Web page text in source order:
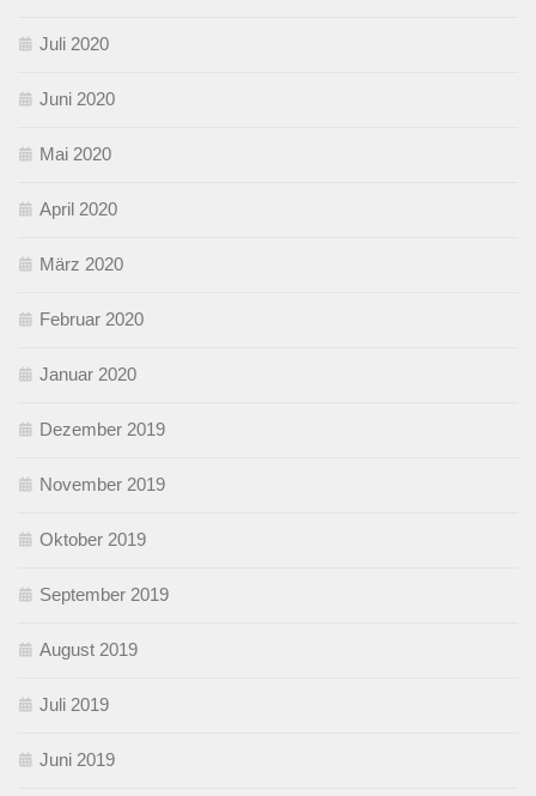
Juli 2020
Juni 2020
Mai 2020
April 2020
März 2020
Februar 2020
Januar 2020
Dezember 2019
November 2019
Oktober 2019
September 2019
August 2019
Juli 2019
Juni 2019